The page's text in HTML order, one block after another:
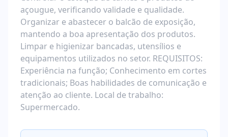
açougue, verificando validade e qualidade.
Organizar e abastecer o balcão de exposição,
mantendo a boa apresentação dos produtos.
Limpar e higienizar bancadas, utensílios e
equipamentos utilizados no setor. REQUISITOS:
Experiência na função; Conhecimento em cortes
tradicionais; Boas habilidades de comunicação e
atenção ao cliente. Local de trabalho:
Supermercado.